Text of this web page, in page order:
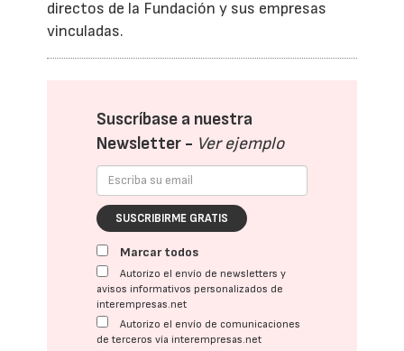
directos de la Fundación y sus empresas
vinculadas.
Suscríbase a nuestra
Newsletter - Ver ejemplo
SUSCRIBIRME GRATIS
Marcar todos
Autorizo el envío de newsletters y
avisos informativos personalizados de
interempresas.net
Autorizo el envío de comunicaciones
de terceros vía interempresas.net